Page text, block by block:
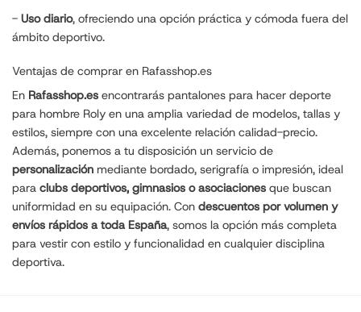
- Uso diario, ofreciendo una opción práctica y cómoda fuera del
ámbito deportivo.
Ventajas de comprar en Rafasshop.es
En Rafasshop.es encontrarás pantalones para hacer deporte
para hombre Roly en una amplia variedad de modelos, tallas y
estilos, siempre con una excelente relación calidad-precio.
Además, ponemos a tu disposición un servicio de
personalización mediante bordado, serigrafía o impresión, ideal
para clubs deportivos, gimnasios o asociaciones que buscan
uniformidad en su equipación. Con descuentos por volumen y
envíos rápidos a toda España, somos la opción más completa
para vestir con estilo y funcionalidad en cualquier disciplina
deportiva.